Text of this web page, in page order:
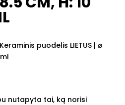
puodelis LIETUS | ø
nutapyta tai, ką norisi